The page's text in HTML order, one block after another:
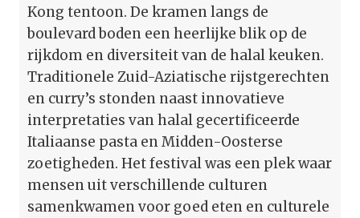
Kong tentoon. De kramen langs de
boulevard boden een heerlijke blik op de
rijkdom en diversiteit van de halal keuken.
Traditionele Zuid-Aziatische rijstgerechten
en curry’s stonden naast innovatieve
interpretaties van halal gecertificeerde
Italiaanse pasta en Midden-Oosterse
zoetigheden. Het festival was een plek waar
mensen uit verschillende culturen
samenkwamen voor goed eten en culturele